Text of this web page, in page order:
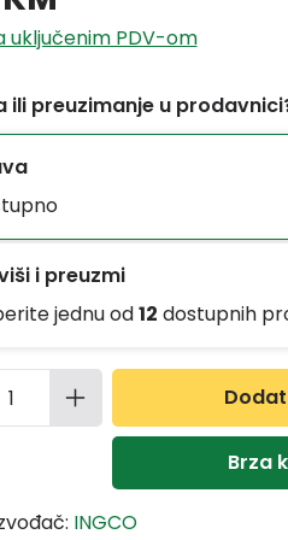
uključenim PDV-om
ili preuzimanje u
i preuzmi
jednu od12 dostupnih
proizvoda:
Brza
INGCO